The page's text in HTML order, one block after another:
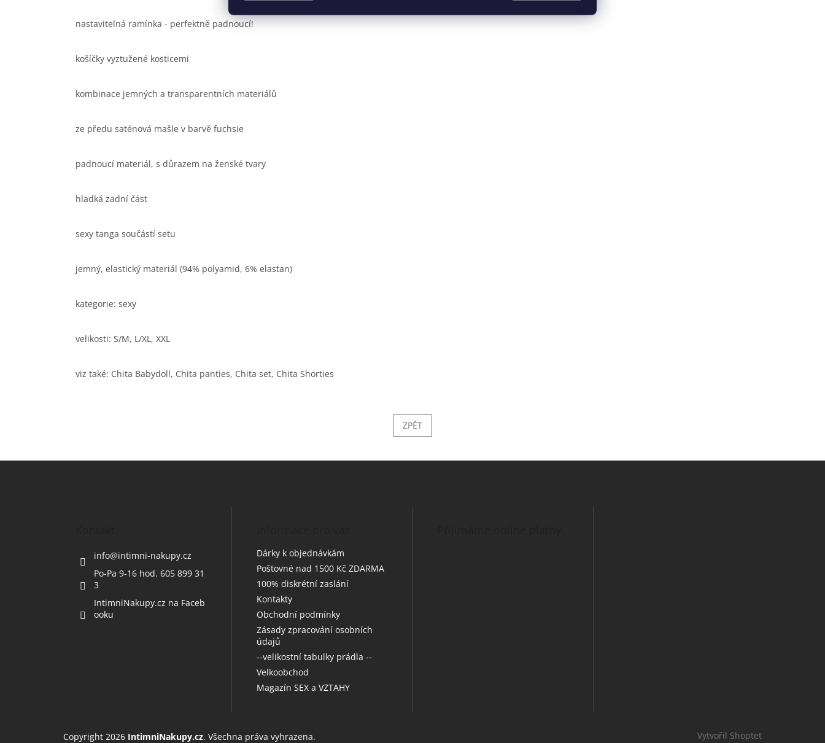
nastavitelná ramínka - perfektně padnoucí!
košíčky vyztužené kosticemi
kombinace jemných a transparentních materiálů
ze předu saténová mašle v barvě fuchsie
padnoucí materiál, s důrazem na ženské tvary
hladká zadní část
sexy tanga součástí setu
jemný, elastický materiál (94% polyamid, 6% elastan)
kategorie: sexy
velikosti: S/M, L/XL, XXL
viz také: Chita Babydoll, Chita panties, Chita set, Chita Shorties
ZPĚT
Z
info@intimni-nakupy.cz
Po-Pa 9-16 hod. 605 899 31
3
IntimniNakupy.cz na Faceb
ooku
Dárky k objednávkám
Poštovné nad 1500 Kč ZDARMA
100% diskrétní zaslání
Kontakty
Obchodní podmínky
Zásady zpracování osobních
údajů
--velikostní tabulky prádla --
Velkoobchod
Magazín SEX a VZTAHY
Vytvořil Shoptet
Copyright 2026 IntimniNakupy.cz. Všechna práva vyhrazena.